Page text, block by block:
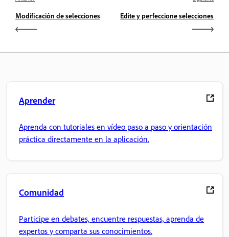
Modificación de selecciones Edite y perfeccione selecciones
Aprender
Aprenda con tutoriales en vídeo paso a paso y orientación
práctica directamente en la aplicación.
Comunidad
Participe en debates, encuentre respuestas, aprenda de
expertos y comparta sus conocimientos.